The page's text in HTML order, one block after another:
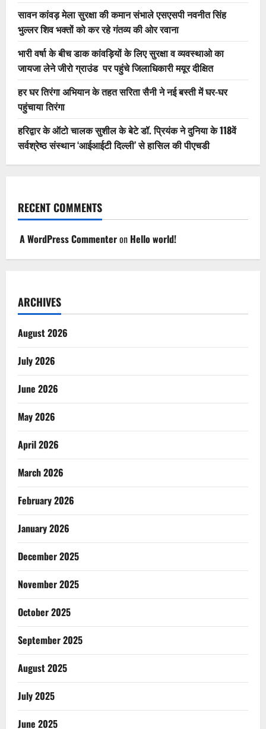
सावन कांवड़ मेला सुरक्षा की कमान संभाले एसएसपी नवनीत सिंह
भुल्लर शिव भक्तों को कर रहे गंतव्य की ओर रवाना
भारी वर्षा के बीच डाक कांवड़ियों के लिए सुरक्षा व व्यवस्थाओ का
जायजा लेने जीरो ग्राउंड पर पहुंचे जिलाधिकारी मयूर दीक्षित
हर घर तिरंगा अभियान के तहत सरिता सैनी ने नई बस्ती में घर-घर
पहुंचाया तिरंगा
हरिद्वार के ऑटो चालक सुशील के बेटे डॉ. प्रियंक ने दुनिया के 118वें
सर्वश्रेष्ठ संस्थान ‘आईआईटी दिल्ली’ से हासिल की पीएचडी
RECENT COMMENTS
A WordPress Commenteron Hello world!
ARCHIVES
August 2026
July 2026
June 2026
May 2026
April 2026
March 2026
February 2026
January 2026
December 2025
November 2025
October 2025
September 2025
August 2025
July 2025
June 2025